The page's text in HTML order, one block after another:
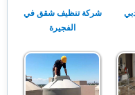
شركة تنظيف شقق في
الفجيرة